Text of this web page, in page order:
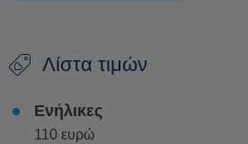
και βρείτε το δικό σας τέλειο ταίριασμα.
Λίστα τιμών
Ενήλικες
110 ευρώ